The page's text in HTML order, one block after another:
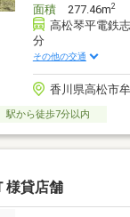
面積277.46m2
高松琴平電鉄
分
その他の交通
香川県高松市
駅から徒歩7分以内
様貸店舗